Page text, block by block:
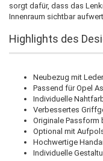
sorgt dafür, dass das
Innenraum sichtbar
Highlights des
Neubezug mit
Passend für Opel
Individuelle
Verbessertes
Originale Passform
Optional mit
Hochwertige
Individuelle